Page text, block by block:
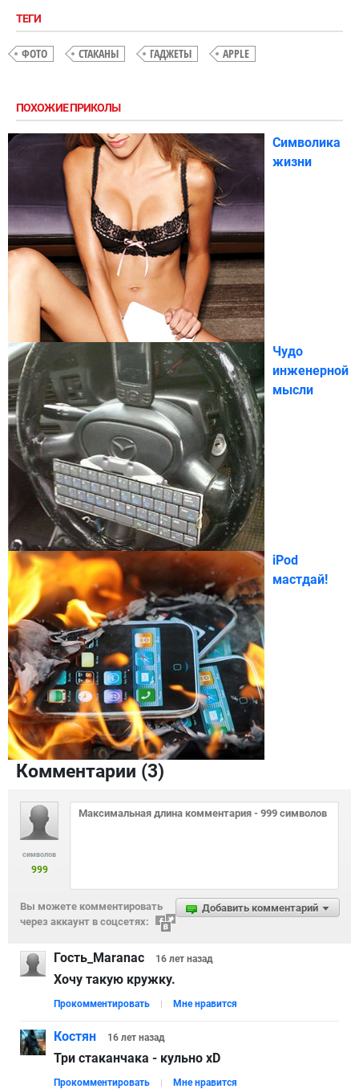
ТЕГИ
ФОТО СТАКАНЫ ГАДЖЕТЫ APPLE
ПОХОЖИЕ ПРИКОЛЫ
Символика
жизни
Чудо
инженерной
мысли
iPod
мастдай!
Комментарии (3)
символов
999
Добавить комментарий
Вы можете комментировать
через аккаунт в соцсетях:
Гость_Maranac 16 лет назад
Хочу такую кружку.
Прокомментировать Мне нравится
Костян 16 лет назад
Три стаканчака - кульно xD
Прокомментировать Мне нравится